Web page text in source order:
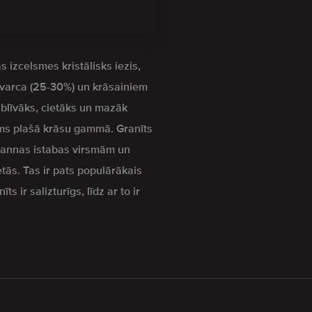
izcelsmes kristālisks iezis,
(25-30%) un krāsainiem
cietāks un mazāk
plašā krāsu gammā. Granīts
istabas virsmām un
Tas ir pats populārākais
ir salizturīgs, līdz ar to ir